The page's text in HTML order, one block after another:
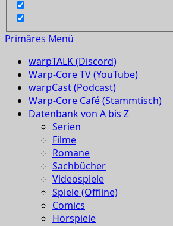
Primäres Menü
warpTALK (Discord)
Warp-Core TV (YouTube)
warpCast (Podcast)
Warp-Core Café (Stammtisch)
Datenbank von A bis Z
Serien
Filme
Romane
Sachbücher
Videospiele
Spiele (Offline)
Comics
Hörspiele